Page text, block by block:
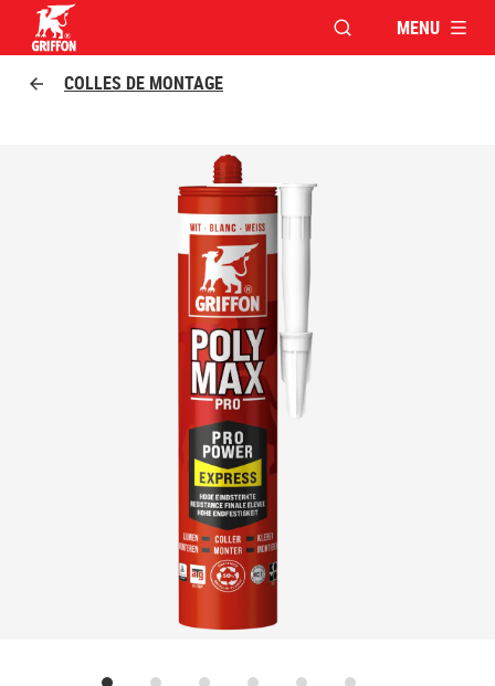
OUVRIR LAMENU
COLLES DE MONTAGE